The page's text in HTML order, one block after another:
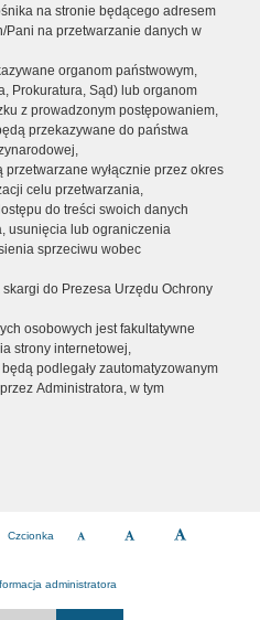
na stronie będącego adresem
Pani na przetwarzanie danych w
organom państwowym,
Prokuratura, Sąd) lub organom
z prowadzonym postępowaniem,
przekazywane do państwa
wyłącznie przez okres
celu przetwarzania,
do treści swoich danych
usunięcia lub ograniczenia
sprzeciwu wobec
do Prezesa Urzędu Ochrony
osobowych jest fakultatywne
strony internetowej,
podlegały zautomatyzowanym
Administratora, w tym
Czcionka
administratora